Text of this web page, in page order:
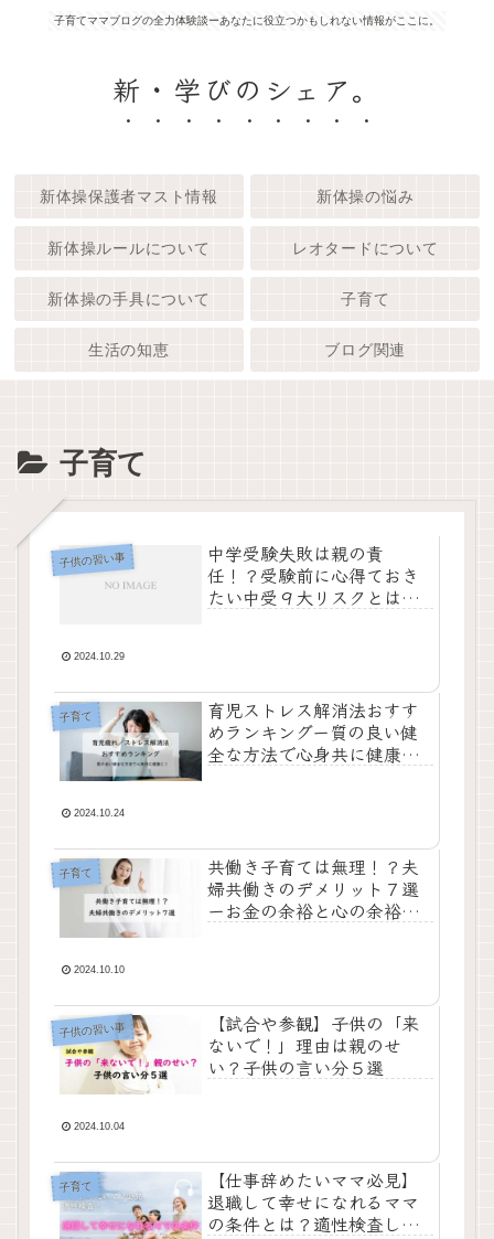
子育てママブログの全力体験談ーあなたに役立つかもしれない情報がここに。
新・学びのシェア。
新体操保護者マスト情報 新体操の悩み
新体操ルールについて レオタードについて
新体操の手具について 子育て
生活の知恵 ブログ関連
子育て
子供の習い事
中学受験失敗は親の責
任！？受験前に心得ておき
たい中受９大リスクとは？
2024.10.29
子育て
育児ストレス解消法おすす
めランキングー質の良い健
全な方法で心身共に健康
2024.10.24
子育て
共働き子育ては無理！？夫
婦共働きのデメリット７選
ーお金の余裕と心の余裕ど
2024.10.10
子供の習い事
【試合や参観】子供の「来
ないで！」理由は親のせ
い？子供の言い分５選
2024.10.04
子育て
【仕事辞めたいママ必見】
退職して幸せになれるママ
の条件とは？適性検査して